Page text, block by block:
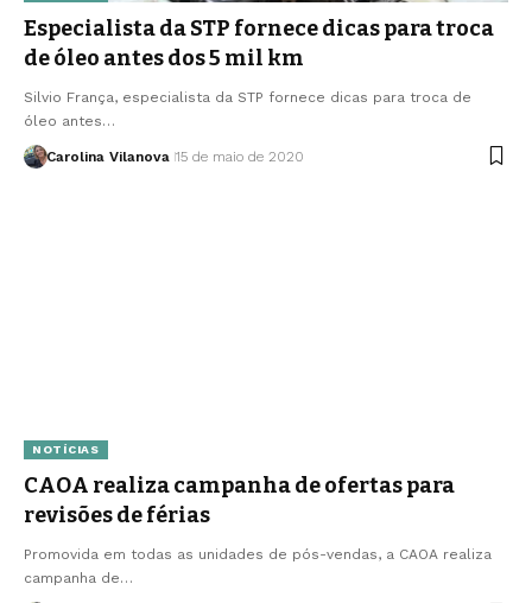
Especialista da STP fornece dicas para troca
de óleo antes dos 5 mil km
Silvio França, especialista da STP fornece dicas para troca de
óleo antes…
Carolina Vilanova 15 de maio de 2020
NOTÍCIAS
CAOA realiza campanha de ofertas para
revisões de férias
Promovida em todas as unidades de pós-vendas, a CAOA realiza
campanha de…